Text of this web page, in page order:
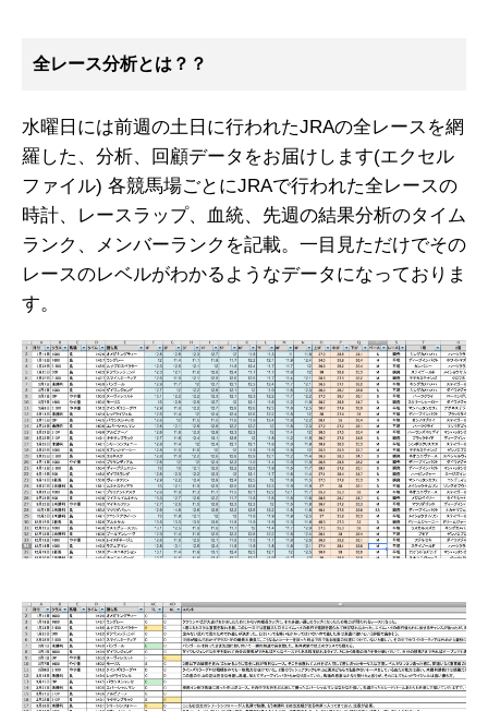
全レース分析とは？？
水曜日には前週の土日に行われたJRAの全レースを網
羅した、分析、回顧データをお届けします(エクセル
ファイル) 各競馬場ごとにJRAで行われた全レースの
時計、レースラップ、血統、先週の結果分析のタイム
ランク、メンバーランクを記載。一目見ただけでその
レースのレベルがわかるようなデータになっておりま
す。